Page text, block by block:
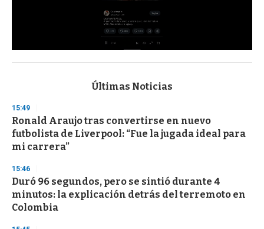
s
d
s
o
f
3
s
e
c
o
n
Últimas Noticias
15:49
Ronald Araujo tras convertirse en nuevo
futbolista de Liverpool: “Fue la jugada ideal para
mi carrera”
15:46
Duró 96 segundos, pero se sintió durante 4
minutos: la explicación detrás del terremoto en
Colombia